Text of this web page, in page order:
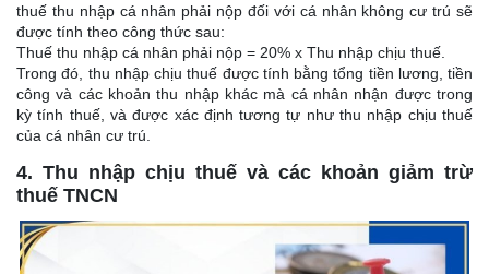
thuế thu nhập cá nhân phải nộp đối với cá nhân không cư trú sẽ
được tính theo công thức sau:
Thuế thu nhập cá nhân phải nộp = 20% x Thu nhập chịu thuế.
Trong đó, thu nhập chịu thuế được tính bằng tổng tiền lương, tiền
công và các khoản thu nhập khác mà cá nhân nhận được trong
kỳ tính thuế, và được xác định tương tự như thu nhập chịu thuế
của cá nhân cư trú.
4. Thu nhập chịu thuế và các khoản giảm trừ
thuế TNCN